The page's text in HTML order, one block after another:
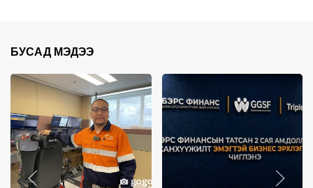
БУСАД МЭДЭЭ